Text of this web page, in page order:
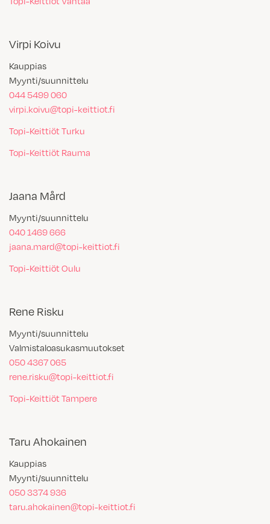
Virpi Koivu
Kauppias
Myynti/suunnittelu
044 5499 060
virpi.koivu@topi-keittiot.fi
Topi-Keittiöt Turku
Topi-Keittiöt Rauma
Jaana Mård
Myynti/suunnittelu
040 1469 666
jaana.mard@topi-keittiot.fi
Topi-Keittiöt Oulu
Rene Risku
Myynti/suunnittelu
Valmistaloasukasmuutokset
050 4367 065
rene.risku@topi-keittiot.fi
Topi-Keittiöt Tampere
Taru Ahokainen
Kauppias
Myynti/suunnittelu
050 3374 936
taru.ahokainen@topi-keittiot.fi